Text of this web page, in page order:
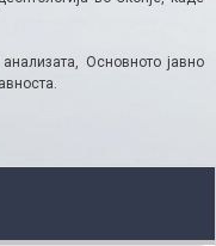
Основното јавно